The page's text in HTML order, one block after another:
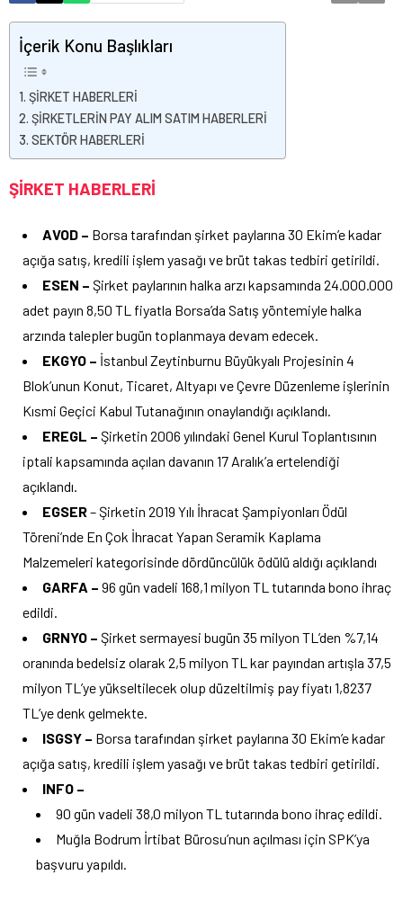
İçerik Konu Başlıkları
ŞİRKET HABERLERİ
ŞİRKETLERİN PAY ALIM SATIM HABERLERİ
SEKTÖR HABERLERİ
ŞİRKET HABERLERİ
AVOD – Borsa tarafından şirket paylarına 30 Ekim’e kadar
açığa satış, kredili işlem yasağı ve brüt takas tedbiri getirildi.
ESEN – Şirket paylarının halka arzı kapsamında 24.000.000
adet payın 8,50 TL fiyatla Borsa’da Satış yöntemiyle halka
arzında talepler bugün toplanmaya devam edecek.
EKGYO – İstanbul Zeytinburnu Büyükyalı Projesinin 4
Blok’unun Konut, Ticaret, Altyapı ve Çevre Düzenleme işlerinin
Kısmi Geçici Kabul Tutanağının onaylandığı açıklandı.
EREGL – Şirketin 2006 yılındaki Genel Kurul Toplantısının
iptali kapsamında açılan davanın 17 Aralık’a ertelendiği
açıklandı.
EGSER– Şirketin 2019 Yılı İhracat Şampiyonları Ödül
Töreni’nde En Çok İhracat Yapan Seramik Kaplama
Malzemeleri kategorisinde dördüncülük ödülü aldığı açıklandı
GARFA – 96 gün vadeli 168,1 milyon TL tutarında bono ihraç
edildi.
GRNYO – Şirket sermayesi bugün 35 milyon TL’den %7,14
oranında bedelsiz olarak 2,5 milyon TL kar payından artışla 37,5
milyon TL’ye yükseltilecek olup düzeltilmiş pay fiyatı 1,8237
TL’ye denk gelmekte.
ISGSY – Borsa tarafından şirket paylarına 30 Ekim’e kadar
açığa satış, kredili işlem yasağı ve brüt takas tedbiri getirildi.
INFO –
90 gün vadeli 38,0 milyon TL tutarında bono ihraç edildi.
Muğla Bodrum İrtibat Bürosu’nun açılması için SPK’ya
başvuru yapıldı.